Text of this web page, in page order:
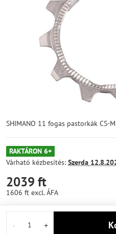
SHIMANO 11 fogas pastorkák CS-
RAKTÁRON 6+
Várható kézbesítés: Szerda
2039 ft
1606 ft excl. ÁFA